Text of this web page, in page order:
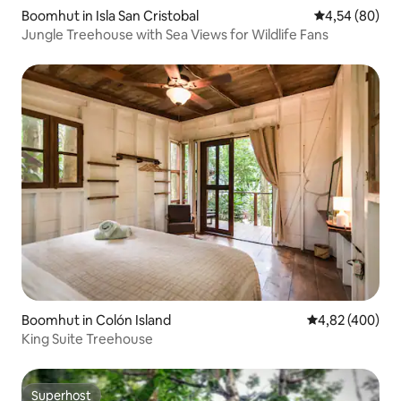
Boomhut in Isla San Cristobal Gemiddelde
4,54 (80)
Jungle Treehouse with Sea Views for Wildlife Fans
Boomhut in Colón Island Gemiddelde
4,82 (400)
King Suite Treehouse
Superhost